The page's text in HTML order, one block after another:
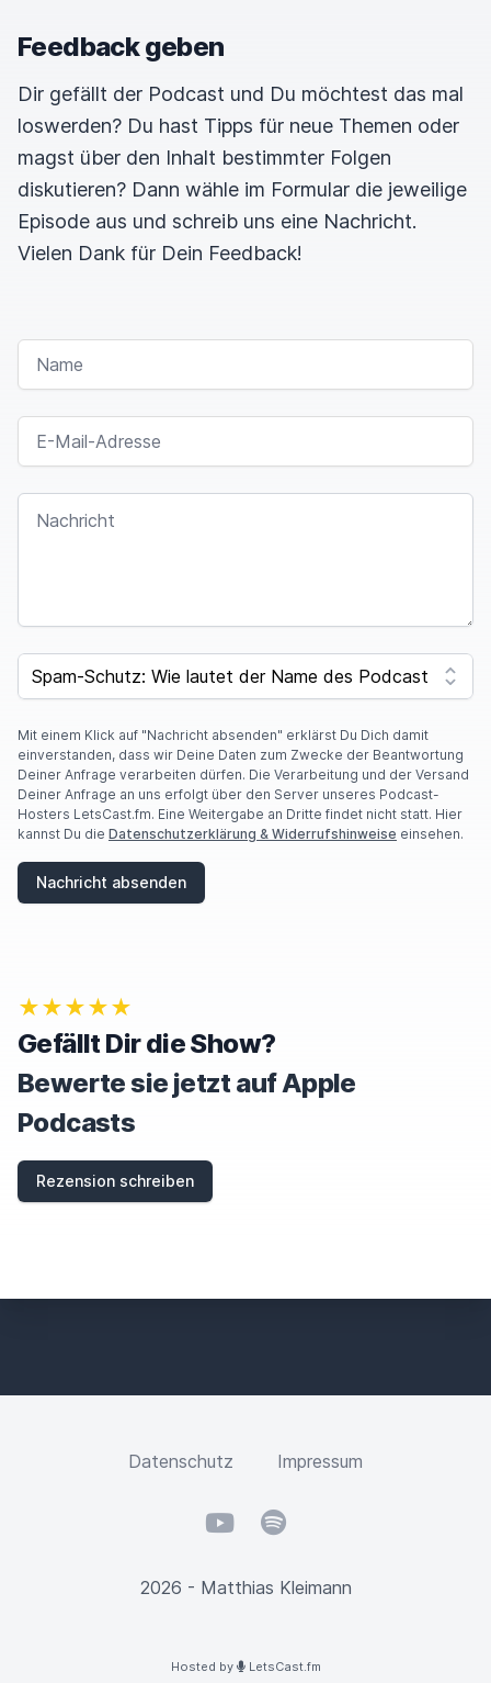
Feedback geben
Dir gefällt der Podcast und Du möchtest das mal
loswerden? Du hast Tipps für neue Themen oder
magst über den Inhalt bestimmter Folgen
diskutieren? Dann wähle im Formular die jeweilige
Episode aus und schreib uns eine Nachricht.
Vielen Dank für Dein Feedback!
NAME
E-MAIL-ADRESSE
NACHRICHT
SPAM CAPTCHA
Mit einem Klick auf "Nachricht absenden" erklärst Du Dich damit
einverstanden, dass wir Deine Daten zum Zwecke der Beantwortung
Deiner Anfrage verarbeiten dürfen. Die Verarbeitung und der Versand
Deiner Anfrage an uns erfolgt über den Server unseres Podcast-
Hosters LetsCast.fm. Eine Weitergabe an Dritte findet nicht statt. Hier
kannst Du die Datenschutzerklärung & Widerrufshinweise einsehen.
Nachricht absenden
★★★★★
Gefällt Dir die Show?
Bewerte sie jetzt auf Apple
Podcasts
Rezension schreiben
Datenschutz Impressum
YouTubeSpotify
2026 - Matthias Kleimann
Hosted by LetsCast.fm